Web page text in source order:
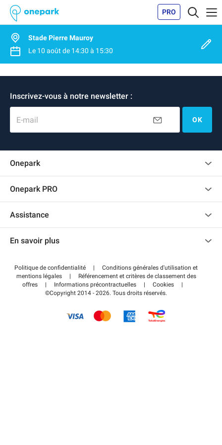
PRO
Stade Pierre Mauroy
Le 10 août de 14:30 à 15:30
Inscrivez-vous à notre newsletter :
E-mail OK
Onepark
Recrutement
Onepark PRO
Accéder à mon espace partenaire
Assistance
Centre d'aide
Régler votre stationnement FLOW
En savoir plus
Wiki
Guide du stationnement
Politique de confidentialité |
Conditions générales d'utilisation et
mentions légales
|
Référencement et critères de classement des
offres
| Informations précontractuelles | Cookies
|
©Copyright 2014 - 2026. Tous droits réservés.